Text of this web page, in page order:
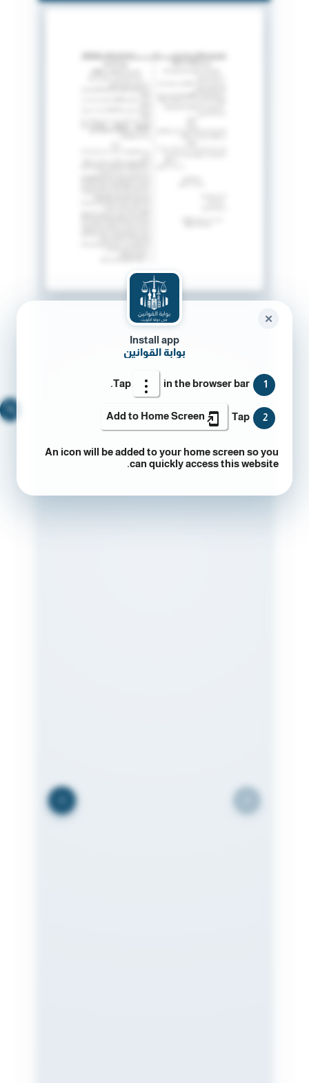
Install app
بوابة القوانين
1
Tap in the browser bar.
2
Tap
Add to Home Screen
An icon will be added to your home screen so you
can quickly access this website.
✕